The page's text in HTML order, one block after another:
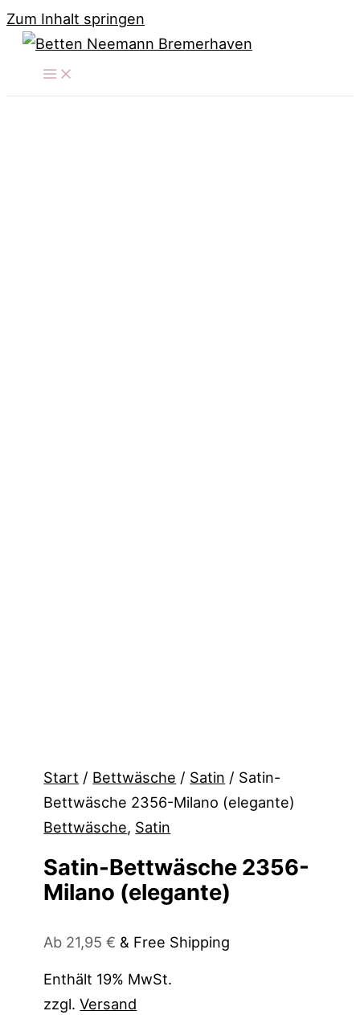
Zum Inhalt springen
Start / Bettwäsche / Satin / Satin-
Bettwäsche 2356-Milano (elegante)
Bettwäsche, Satin
Satin-Bettwäsche 2356-
Milano (elegante)
Ab 21,95€ & Free Shipping
Enthält 19% MwSt.
zzgl.Versand